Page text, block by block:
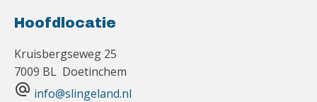
Hoofdlocatie
Kruisbergseweg 25
7009 BL Doetinchem
alternate_email info@slingeland.nl